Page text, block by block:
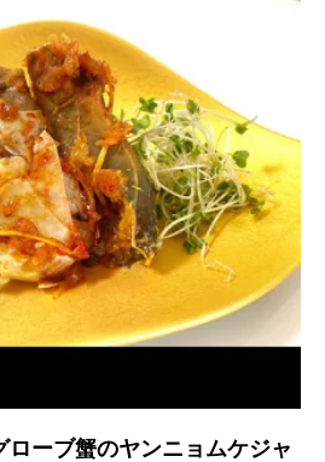
ーブ蟹のヤンニョムケジャ